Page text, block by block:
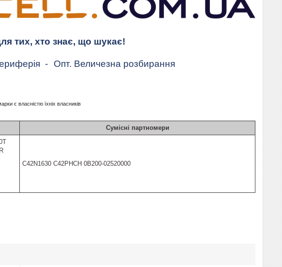
тих, хто знає, що шукає!
- Опт. Величезна розбирання
є власністю їхніх власників
Сумісні партномери
C42N1630 C42PHCH 0B200-02520000